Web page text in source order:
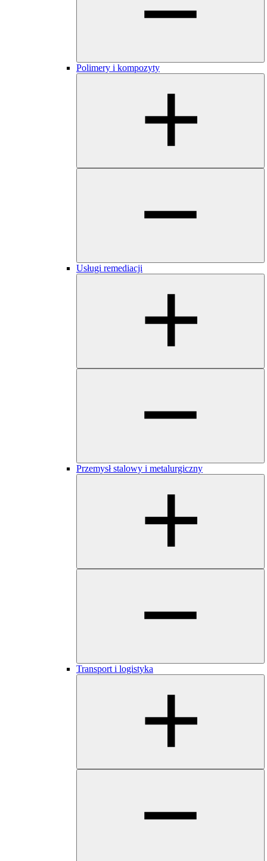
Polimery i kompozyty
Usługi remediacji
Przemysł stalowy i metalurgiczny
​​​Transport i logistyka